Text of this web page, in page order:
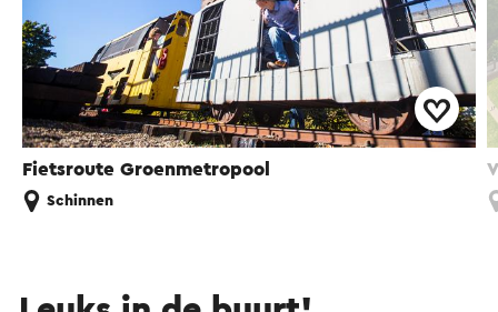
Fietsroute Groenmetropool
Schinnen